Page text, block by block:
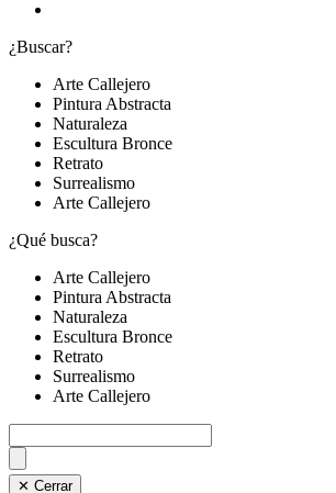
¿Buscar?
Arte Callejero
Pintura Abstracta
Naturaleza
Escultura Bronce
Retrato
Surrealismo
Arte Callejero
¿Qué busca?
Arte Callejero
Pintura Abstracta
Naturaleza
Escultura Bronce
Retrato
Surrealismo
Arte Callejero
✕ Cerrar